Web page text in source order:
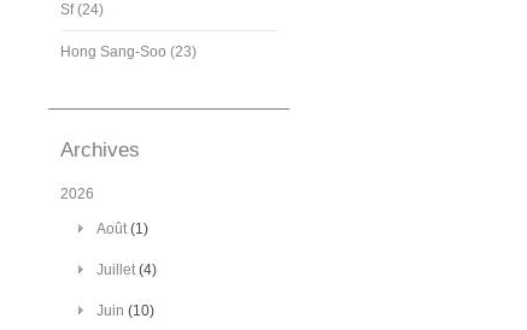
Sf (24)
Hong Sang-Soo (23)
Archives
2026
Août(1)
Juillet(4)
Juin (10)